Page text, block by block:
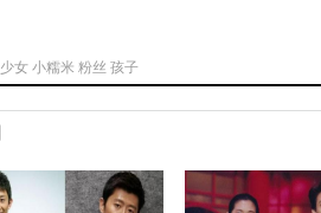
少女 小糯米 粉丝 孩子